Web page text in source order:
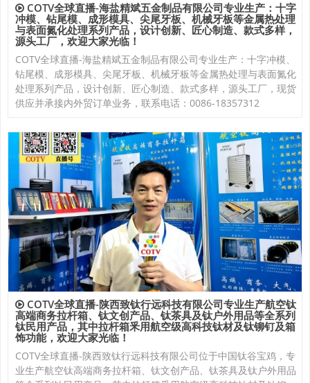
COTV全球直播-海盐精斌五金制品有限公司专业生产：十字
冲模、钻尾模、成形模具、尖尾牙板、机械牙板等金属热处理
与表面氮化处理系列产品，设计创新、匠心制造、款式多样，
源头工厂，欢迎大家光临！
COTV全球直播-海盐精斌五金制品有限公司专业生产：十字冲模、
钻尾模、成形模具、尖尾牙板、机械牙板等金属热处理与表面氮化
处理系列产品，设计创新、匠心制造、款式多样，源头工厂，现货
供应并承接内外贸订单业务，联系电话：0086-18357312
COTV全球直播-陕西致钛行远科技有限公司专业生产航空钛
高端商务拉杆箱、钛文创产品、钛茶具及钛户外用品等全系列
钛民用产品，其中拉杆箱釆用航空级高科技钛材及钛铆钉及箱
饰功能，欢迎大家光临！
COTV全球直播-陕西致钛行远科技有限公司位于中国钛谷宝鸡，专
业生产航空钛高端商务拉杆箱、钛文创产品、钛茶具及钛户外用品